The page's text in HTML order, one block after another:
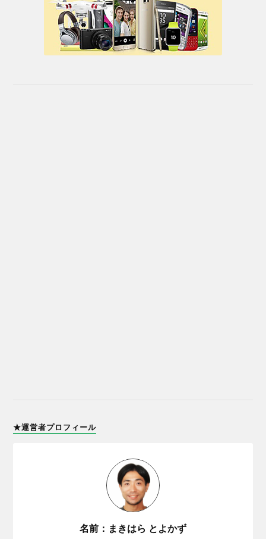
★運営者プロフィール
名前：まきはら とよかず